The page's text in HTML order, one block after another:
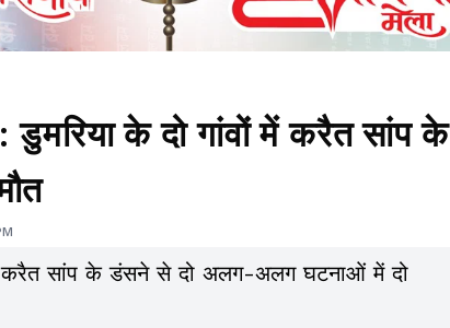
के दो गांवों में करैत सांप के
करैत सांप के डंसने से दो अलग-अलग घटनाओं में दो